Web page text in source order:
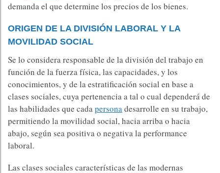
demanda el que determine los precios de los bienes. ​
ORIGEN DE LA DIVISIÓN LABORAL Y LA
MOVILIDAD SOCIAL
Se lo considera responsable de la división del trabajo en
función de la fuerza física, las capacidades, y los
conocimientos, y de la estratificación social en base a
clases sociales, cuya pertenencia a tal o cual dependerá de
las habilidades que cadapersonadesarrolle en su trabajo,
permitiendo la movilidad social, hacia arriba o hacia
abajo, según sea positiva o negativa la performance
laboral. ​
Las clases sociales características de las modernas